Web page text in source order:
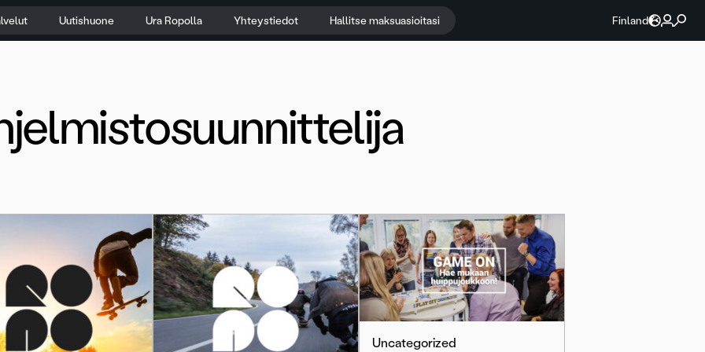
Uutishuone Ura Ropolla Yhteystiedot Hallitse maksuasioitasi Finland
Uncategorized